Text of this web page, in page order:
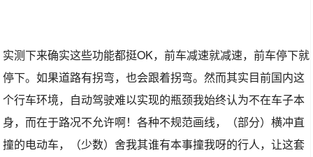
实测下来确实这些功能都挺OK，前车减速就减速，前车停下就
停下。如果道路有拐弯，也会跟着拐弯。然而其实目前国内这
个行车环境，自动驾驶难以实现的瓶颈我始终认为不在车子本
身，而在于路况不允许啊！各种不规范画线，（部分）横冲直
撞的电动车，（少数）舍我其谁有本事撞我呀的行人，让这套